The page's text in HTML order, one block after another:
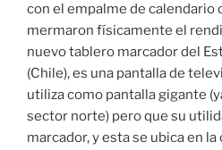
con el empalme de calendario
mermaron físicamente el
nuevo tablero marcador del
(Chile), es una pantalla de
utiliza como pantalla gigante
sector norte) pero que su
marcador, y esta se ubica en